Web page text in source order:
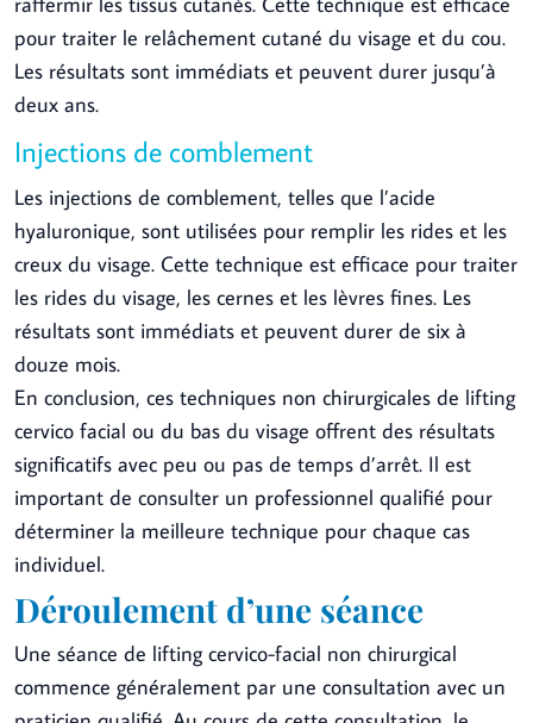
pour traiter le relâchement cutané du visage et du cou.
Les résultats sont immédiats et peuvent durer jusqu’à
deux ans.
Injections de comblement
Les injections de comblement, telles que l’acide
hyaluronique, sont utilisées pour remplir les rides et les
creux du visage. Cette technique est efficace pour traiter
les rides du visage, les cernes et les lèvres fines. Les
résultats sont immédiats et peuvent durer de six à
douze mois.
En conclusion, ces techniques non chirurgicales de lifting
cervico facial ou du bas du visage offrent des résultats
significatifs avec peu ou pas de temps d’arrêt. Il est
important de consulter un professionnel qualifié pour
déterminer la meilleure technique pour chaque cas
individuel.
Déroulement d’une séance
Une séance de lifting cervico-facial non chirurgical
commence généralement par une consultation avec un